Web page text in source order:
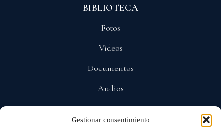
Gestionar consentimiento
BIBLIOTECA
Fotos
Videos
Documentos
Audios